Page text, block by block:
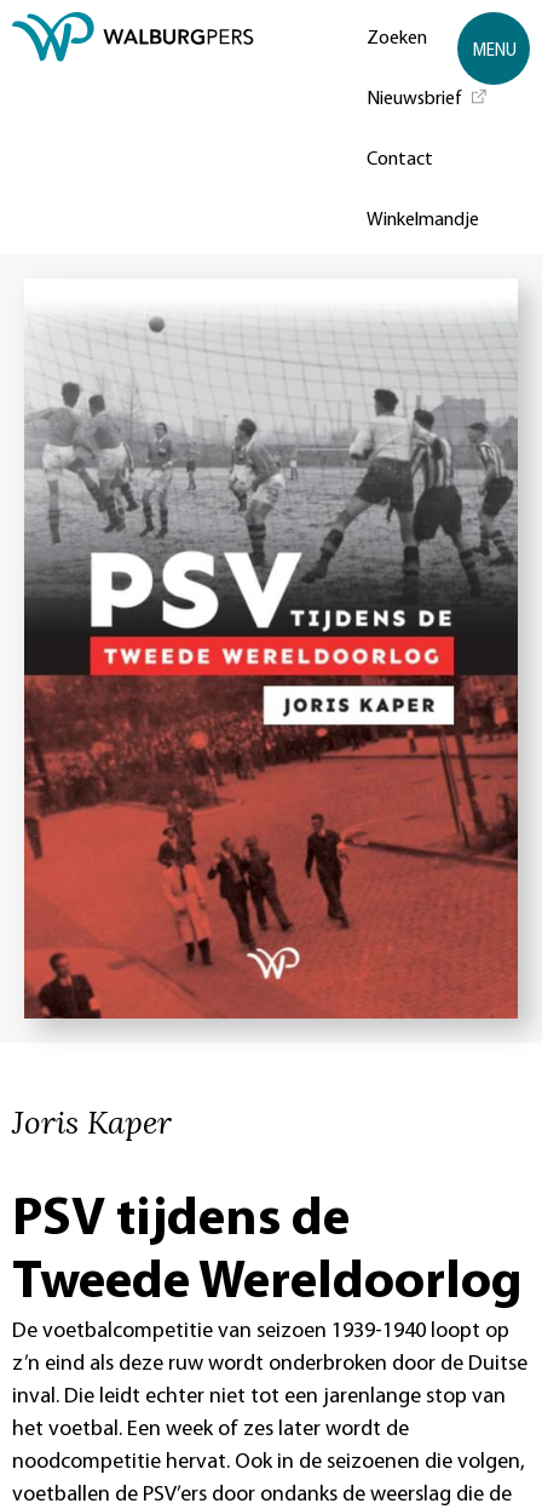
Zoeken
Nieuwsbrief
Contact
Winkelmandje
MENU
Joris Kaper
PSV tijdens de
Tweede Wereldoorlog
De voetbalcompetitie van seizoen 1939-1940 loopt op
z’n eind als deze ruw wordt onderbroken door de Duitse
inval. Die leidt echter niet tot een jarenlange stop van
het voetbal. Een week of zes later wordt de
noodcompetitie hervat. Ook in de seizoenen die volgen,
voetballen de PSV’ers door ondanks de weerslag die de